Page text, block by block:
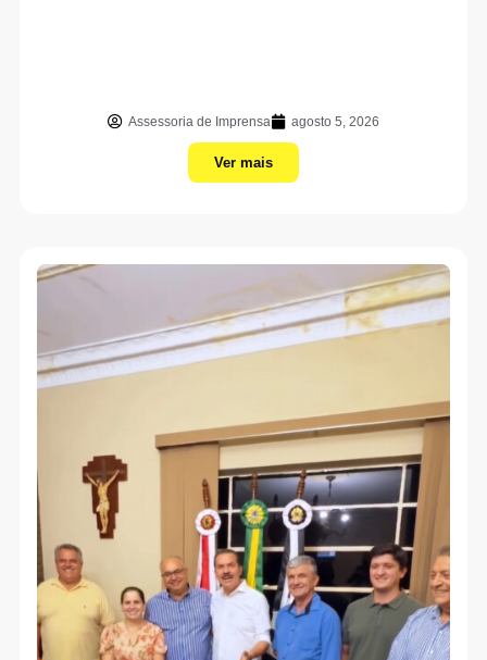
Assessoria de Imprensa agosto 5, 2026
Ver mais